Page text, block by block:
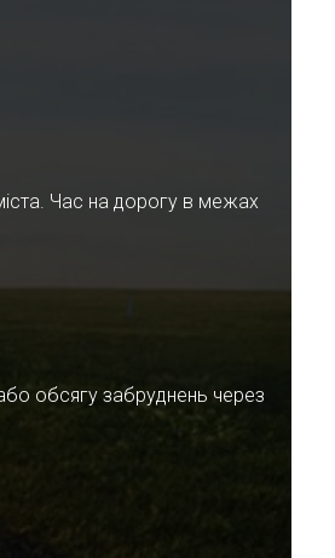
Час на дорогу в межах
обсягу забруднень через